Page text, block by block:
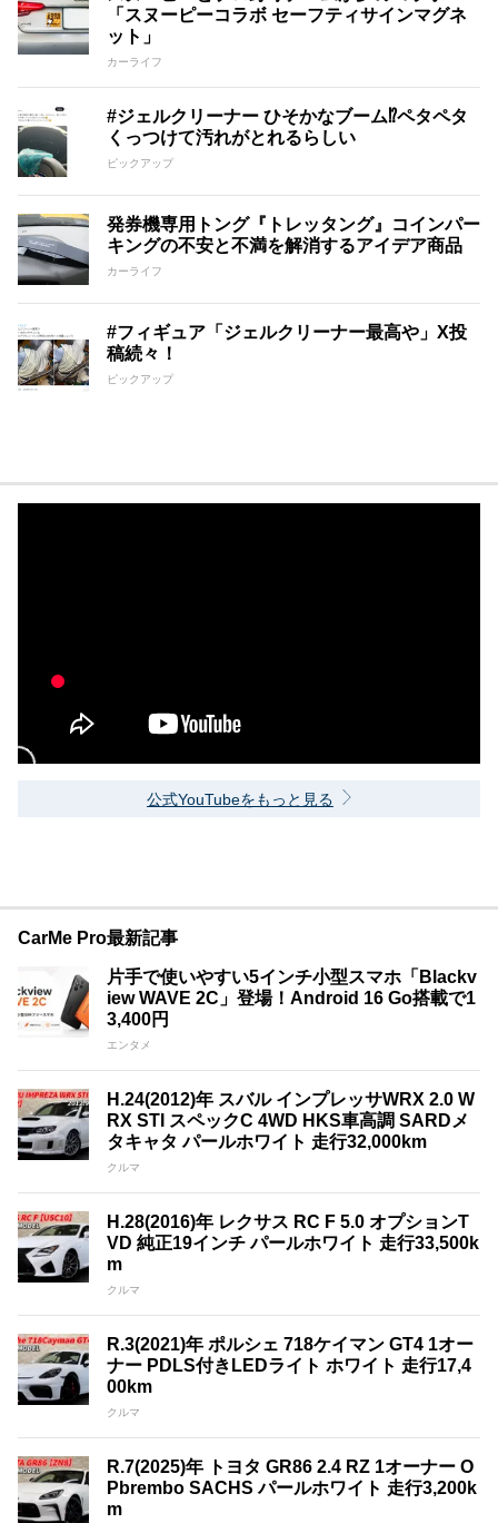
「スヌーピーコラボ セーフティサインマグネ
ット」
カーライフ
#ジェルクリーナー ひそかなブーム⁉︎ペタペタ
くっつけて汚れがとれるらしい
ピックアップ
発券機専用トング『トレッタング』コインパー
キングの不安と不満を解消するアイデア商品
カーライフ
#フィギュア「ジェルクリーナー最高や」X投
稿続々！
ピックアップ
公式YouTubeをもっと見る
CarMe Pro最新記事
片手で使いやすい5インチ小型スマホ「Blackv
iew WAVE 2C」登場！Android 16 Go搭載で1
3,400円
エンタメ
H.24(2012)年 スバル インプレッサWRX 2.0 W
RX STI スペックC 4WD HKS車高調 SARDメ
タキャタ パールホワイト 走行32,000km
クルマ
H.28(2016)年 レクサス RC F 5.0 オプションT
VD 純正19インチ パールホワイト 走行33,500k
m
クルマ
R.3(2021)年 ポルシェ 718ケイマン GT4 1オー
ナー PDLS付きLEDライト ホワイト 走行17,4
00km
クルマ
R.7(2025)年 トヨタ GR86 2.4 RZ 1オーナー O
Pbrembo SACHS パールホワイト 走行3,200k
m